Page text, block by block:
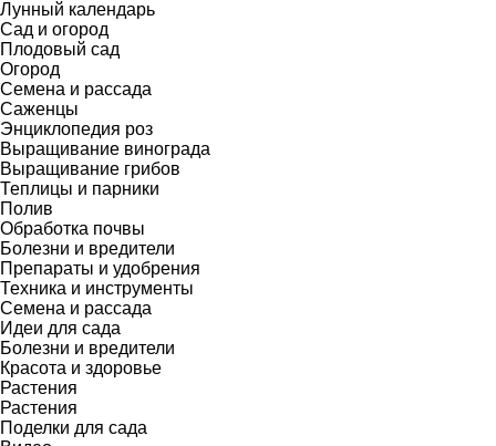
Лунный календарь
Сад и огород
Плодовый сад
Огород
Семена и рассада
Саженцы
Энциклопедия роз
Выращивание винограда
Выращивание грибов
Теплицы и парники
Полив
Обработка почвы
Болезни и вредители
Препараты и удобрения
Техника и инструменты
Семена и рассада
Идеи для сада
Болезни и вредители
Красота и здоровье
Растения
Растения
Поделки для сада